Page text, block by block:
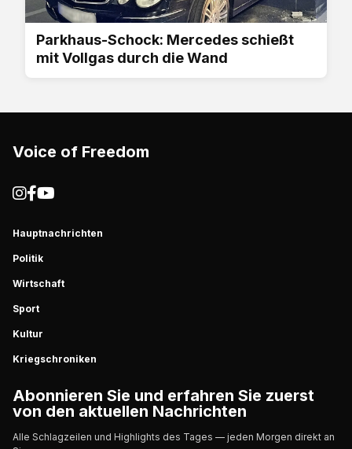
Parkhaus-Schock: Mercedes schießt
mit Vollgas durch die Wand
Voice of Freedom
Hauptnachrichten
Politik
Wirtschaft
Sport
Kultur
Kriegschroniken
Abonnieren Sie und erfahren Sie zuerst
von den aktuellen Nachrichten
Alle Schlagzeilen und Highlights des Tages — jeden Morgen direkt an